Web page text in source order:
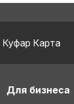
Куфар Карта
Для бизнеса